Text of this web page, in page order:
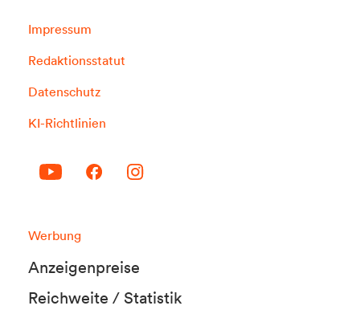
Impressum
Redaktionsstatut
Datenschutz
KI-Richtlinien
Werbung
Anzeigenpreise
Reichweite / Statistik